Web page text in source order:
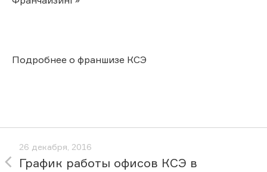
Подробнее о франшизе КСЭ
26 декабря, 2016
График работы офисов КСЭ в